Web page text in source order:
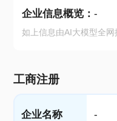
企业信息概览： -
如上信息由AI大模型全
工商注册
企业名称 -